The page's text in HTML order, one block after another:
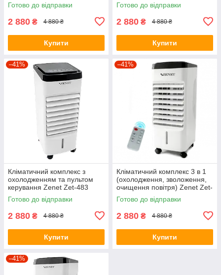
Готово до відправки
2 880 ₴ 4 880 ₴
Купити
Готово до відправки
2 880 ₴ 4 880 ₴
Купити
–41%
Кліматичний комплекс з
охолодженням та пультом
керування Zenet Zet-483
Готово до відправки
2 880 ₴ 4 880 ₴
Купити
–41%
Кліматичний комплекс 3 в 1
(охолодження, зволоження,
очищення повітря) Zenet Zet-
483
Готово до відправки
2 880 ₴ 4 880 ₴
Купити
–41%